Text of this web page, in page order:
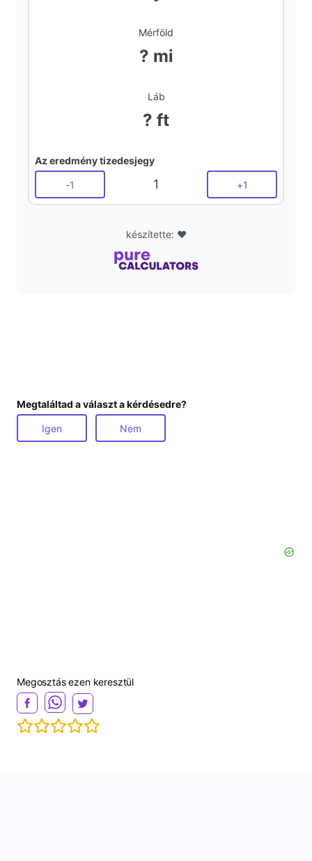
Mérföld
? mi
Láb
? ft
Az eredmény tizedesjegy
-1 1 +1
készítette: ❤️
Megtaláltad a választ a kérdésedre?
Igen Nem
Megosztás ezen keresztül